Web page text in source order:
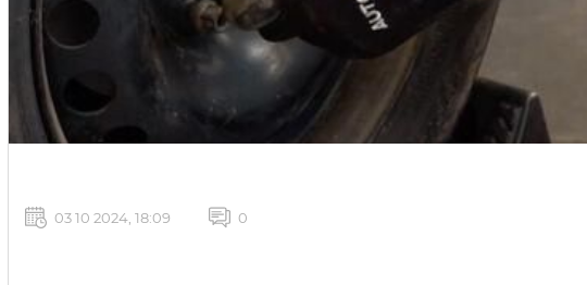
03 10 2024, 18:09 0